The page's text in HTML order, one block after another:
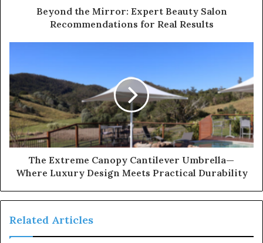
Beyond the Mirror: Expert Beauty Salon
Recommendations for Real Results
The Extreme Canopy Cantilever Umbrella—
Where Luxury Design Meets Practical Durability
Related Articles